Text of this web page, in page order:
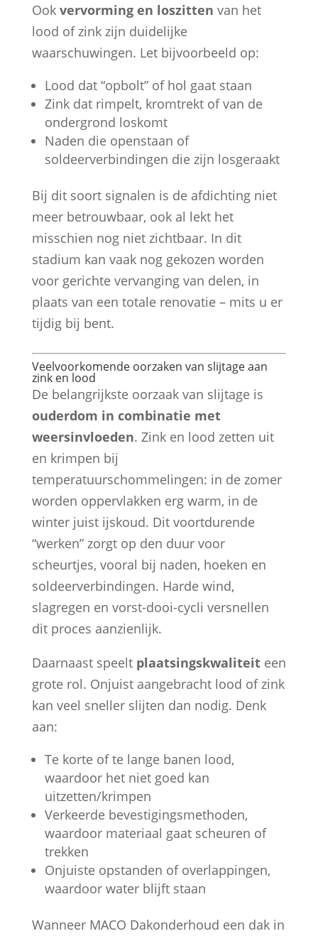
Ook vervorming en loszitten van het
lood of zink zijn duidelijke
waarschuwingen. Let bijvoorbeeld op:
Lood dat “opbolt” of hol gaat staan
Zink dat rimpelt, kromtrekt of van de
ondergrond loskomt
Naden die openstaan of
soldeerverbindingen die zijn losgeraakt
Bij dit soort signalen is de afdichting niet
meer betrouwbaar, ook al lekt het
misschien nog niet zichtbaar. In dit
stadium kan vaak nog gekozen worden
voor gerichte vervanging van delen, in
plaats van een totale renovatie – mits u er
tijdig bij bent.
Veelvoorkomende oorzaken van slijtage aan
zink en lood
De belangrijkste oorzaak van slijtage is
ouderdom in combinatie met
weersinvloeden. Zink en lood zetten uit
en krimpen bij
temperatuurschommelingen: in de zomer
worden oppervlakken erg warm, in de
winter juist ijskoud. Dit voortdurende
“werken” zorgt op den duur voor
scheurtjes, vooral bij naden, hoeken en
soldeerverbindingen. Harde wind,
slagregen en vorst-dooi-cycli versnellen
dit proces aanzienlijk.
Daarnaast speelt plaatsingskwaliteiteen
grote rol. Onjuist aangebracht lood of zink
kan veel sneller slijten dan nodig. Denk
aan:
Te korte of te lange banen lood,
waardoor het niet goed kan
uitzetten/krimpen
Verkeerde bevestigingsmethoden,
waardoor materiaal gaat scheuren of
trekken
Onjuiste opstanden of overlappingen,
waardoor water blijft staan
Wanneer MACO Dakonderhoud een dak in